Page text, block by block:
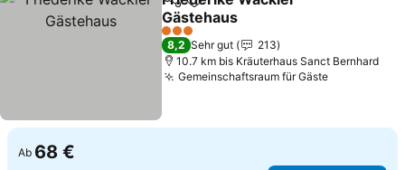
TeilenZu Favoriten hinzufügen
Gästehaus
Preise sehen
3 Sterne
8,2 Sehr gut
213
10.7 km bis Kräuterhaus Sanct Bernhard
Gemeinschaftsraum für GästePreise
Ab 68 €